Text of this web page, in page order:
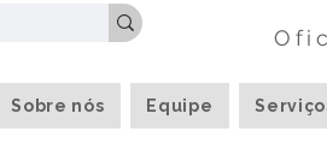
Sobre nós Equipe